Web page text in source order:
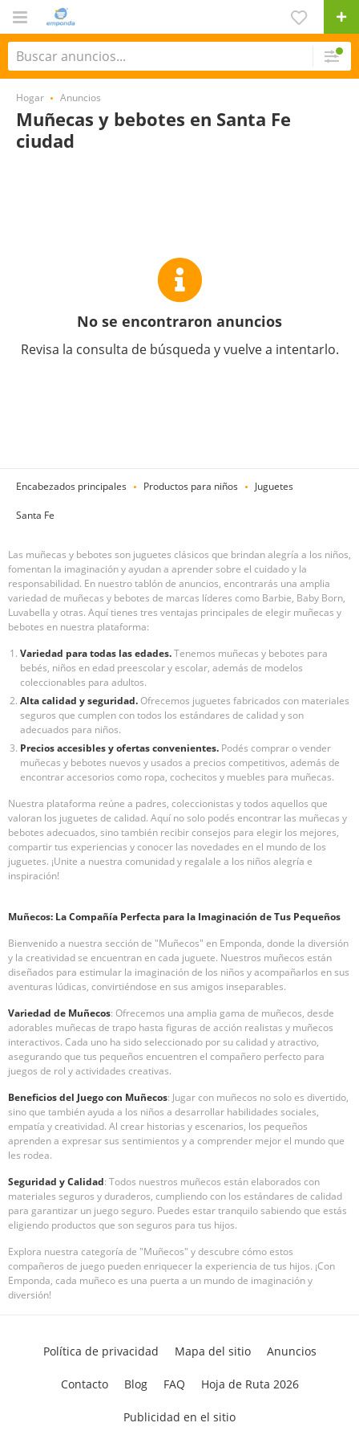
Hogar Anuncios
Muñecas y bebotes en Santa Fe
ciudad
No se encontraron anuncios
Revisa la consulta de búsqueda y vuelve a intentarlo.
Encabezados principales Productos para niños Juguetes
Santa Fe
Las muñecas y bebotes son juguetes clásicos que brindan alegría a los niños,
fomentan la imaginación y ayudan a aprender sobre el cuidado y la
responsabilidad. En nuestro tablón de anuncios, encontrarás una amplia
variedad de muñecas y bebotes de marcas líderes como Barbie, Baby Born,
Luvabella y otras. Aquí tienes tres ventajas principales de elegir muñecas y
bebotes en nuestra plataforma:
Variedad para todas las edades.Tenemos muñecas y bebotes para
bebés, niños en edad preescolar y escolar, además de modelos
coleccionables para adultos.
Alta calidad y seguridad.Ofrecemos juguetes fabricados con materiales
seguros que cumplen con todos los estándares de calidad y son
adecuados para niños.
Precios accesibles y ofertas convenientes. Podés comprar o vender
muñecas y bebotes nuevos y usados a precios competitivos, además de
encontrar accesorios como ropa, cochecitos y muebles para muñecas.
Nuestra plataforma reúne a padres, coleccionistas y todos aquellos que
valoran los juguetes de calidad. Aquí no solo podés encontrar las muñecas y
bebotes adecuados, sino también recibir consejos para elegir los mejores,
compartir tus experiencias y conocer las novedades en el mundo de los
juguetes. ¡Unite a nuestra comunidad y regalale a los niños alegría e
inspiración!
Muñecos: La Compañía Perfecta para la Imaginación de Tus Pequeños
Bienvenido a nuestra sección de "Muñecos" en Emponda, donde la diversión
y la creatividad se encuentran en cada juguete. Nuestros muñecos están
diseñados para estimular la imaginación de los niños y acompañarlos en sus
aventuras lúdicas, convirtiéndose en sus amigos inseparables.
Variedad de Muñecos: Ofrecemos una amplia gama de muñecos, desde
adorables muñecas de trapo hasta figuras de acción realistas y muñecos
interactivos. Cada uno ha sido seleccionado por su calidad y atractivo,
asegurando que tus pequeños encuentren el compañero perfecto para
juegos de rol y actividades creativas.
Beneficios del Juego con Muñecos: Jugar con muñecos no solo es divertido,
sino que también ayuda a los niños a desarrollar habilidades sociales,
empatía y creatividad. Al crear historias y escenarios, los pequeños
aprenden a expresar sus sentimientos y a comprender mejor el mundo que
les rodea.
Seguridad y Calidad: Todos nuestros muñecos están elaborados con
materiales seguros y duraderos, cumpliendo con los estándares de calidad
para garantizar un juego seguro. Puedes estar tranquilo sabiendo que estás
eligiendo productos que son seguros para tus hijos.
Explora nuestra categoría de "Muñecos" y descubre cómo estos
compañeros de juego pueden enriquecer la experiencia de tus hijos. ¡Con
Emponda, cada muñeco es una puerta a un mundo de imaginación y
diversión!
Política de privacidad Mapa del sitio Anuncios
Contacto Blog FAQ Hoja de Ruta 2026
Publicidad en el sitio